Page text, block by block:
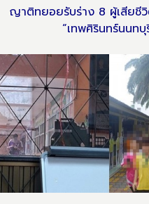
ญาติทยอยรับร่าง 8 ผู้เสียชี
“เทพศิรินทร์นนทบุ